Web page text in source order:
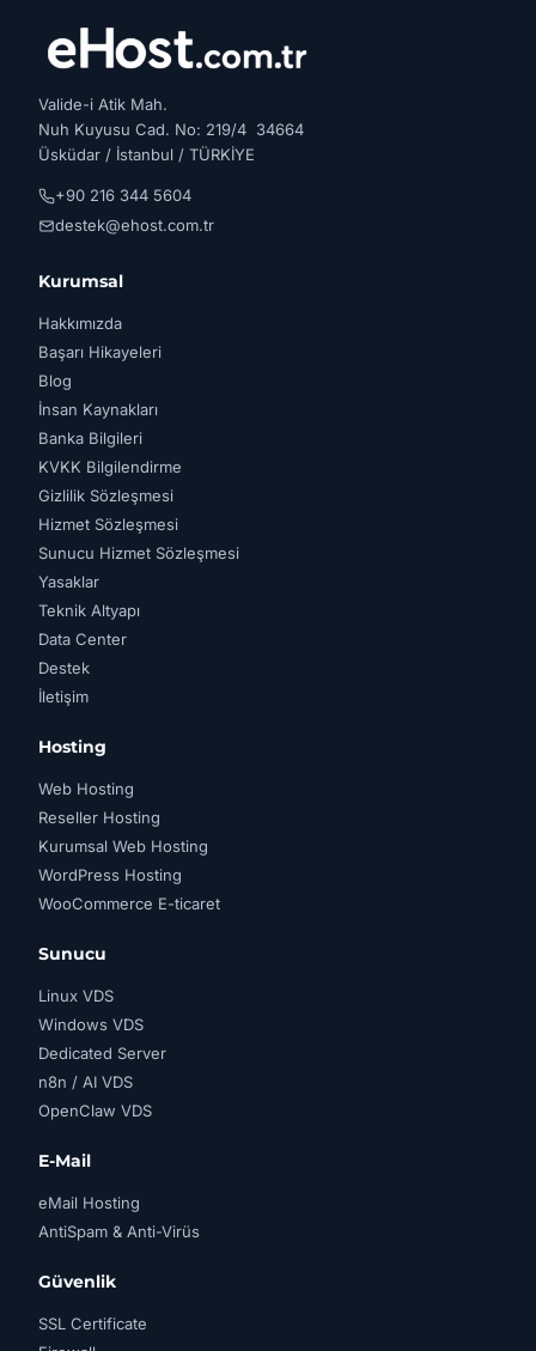
Valide-i Atik Mah.
Nuh Kuyusu Cad. No: 219/4 34664
Üsküdar / İstanbul / TÜRKİYE
+90 216 344 5604
destek@ehost.com.tr
Kurumsal
Hakkımızda
Başarı Hikayeleri
Blog
İnsan Kaynakları
Banka Bilgileri
KVKK Bilgilendirme
Gizlilik Sözleşmesi
Hizmet Sözleşmesi
Sunucu Hizmet Sözleşmesi
Yasaklar
Teknik Altyapı
Data Center
Destek
İletişim
Hosting
Web Hosting
Reseller Hosting
Kurumsal Web Hosting
WordPress Hosting
WooCommerce E-ticaret
Sunucu
Linux VDS
Windows VDS
Dedicated Server
n8n / AI VDS
OpenClaw VDS
E-Mail
eMail Hosting
AntiSpam & Anti-Virüs
Güvenlik
SSL Certificate